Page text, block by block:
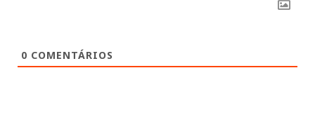
0 COMENTÁRIOS